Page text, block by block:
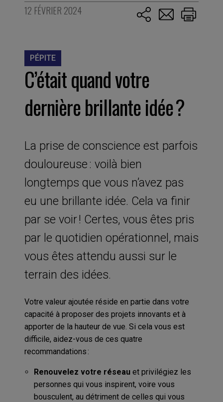
12 FÉVRIER 2024
PÉPITE
C’était quand votre
dernière brillante idée ?
La prise de conscience est parfois
douloureuse : voilà bien
longtemps que vous n’avez pas
eu une brillante idée. Cela va finir
par se voir ! Certes, vous êtes pris
par le quotidien opérationnel, mais
vous êtes attendu aussi sur le
terrain des idées.
Votre valeur ajoutée réside en partie dans votre
capacité à proposer des projets innovants et à
apporter de la hauteur de vue. Si cela vous est
difficile, aidez-vous de ces quatre
recommandations :
Renouvelez votre réseauet privilégiez les
personnes qui vous inspirent, voire vous
bousculent, au détriment de celles qui vous